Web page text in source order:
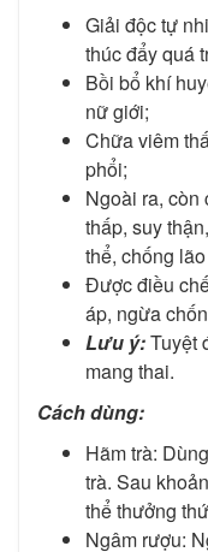
Giải độc tự
thúc đẩy quá
Bồi bổ khí
nữ giới;
Chữa viêm
phổi;
Ngoài ra, còn
thấp, suy
thể, chống
Được điều
áp, ngừa
Lưu ý:Tuyệt
mang thai.
Cách dùng:
Hãm trà:
trà. Sau
thể thưởng
Ngâm rượu: